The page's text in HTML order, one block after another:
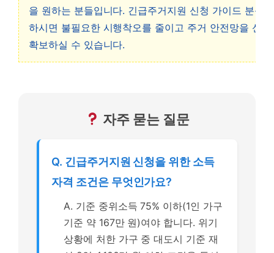
을 원하는 분들입니다. 긴급주거지원 신청 가이드 분석
하시면 불필요한 시행착오를 줄이고 주거 안전망을 신속
확보하실 수 있습니다.
자주 묻는 질문
Q. 긴급주거지원 신청을 위한 소득
자격 조건은 무엇인가요?
A. 기준 중위소득 75% 이하(1인 가구
기준 약 167만 원)여야 합니다. 위기
상황에 처한 가구 중 대도시 기준 재